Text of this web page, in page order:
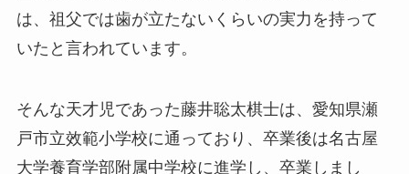
は、祖父では歯が立たないくらいの実力を持って
いたと言われています。
そんな天才児であった藤井聡太棋士は、愛知県瀬
戸市立效範小学校に通っており、卒業後は名古屋
大学養育学部附属中学校に進学し、卒業しまし